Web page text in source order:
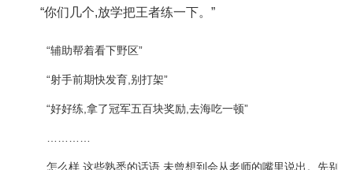
“你们几个,放学把王者练一下。”
“辅助帮着看下野区”
“射手前期快发育,别打架”
“好好练,拿了冠军五百块奖励,去海吃一顿”
怎么样,这些熟悉的话语,未曾想到会从老师的嘴里说出。先